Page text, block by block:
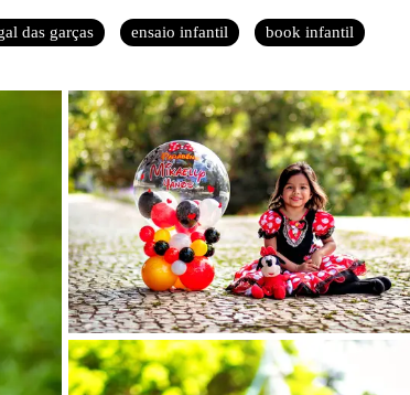
das garças ensaio infantil book infantil